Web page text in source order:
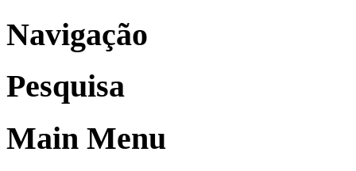
Navigação
Pesquisa
Main Menu